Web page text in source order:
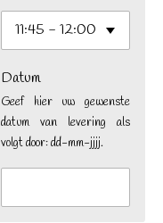
Datum
Geef hier uw gewenste
datum van levering als
volgt door: dd-mm-jjjj.